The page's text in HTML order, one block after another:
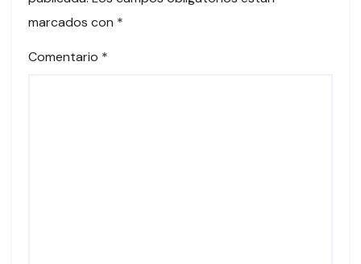
marcados con *
Comentario *